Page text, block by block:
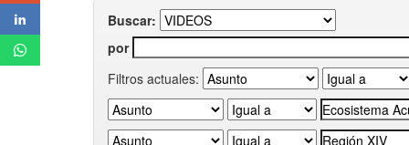
Buscar:
por
Filtros actuales: